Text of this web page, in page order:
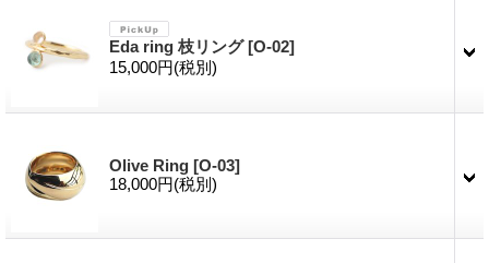
Eda ring 枝リング[O-02]
15,000円(税別)
Olive Ring [O-03]
18,000円(税別)